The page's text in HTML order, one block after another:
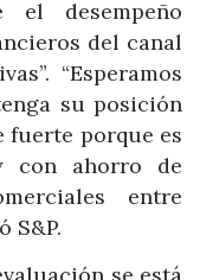
el desempeño
del canal
“Esperamos
su posición
fuerte porque es
con ahorro de
entre
S&P.
se está